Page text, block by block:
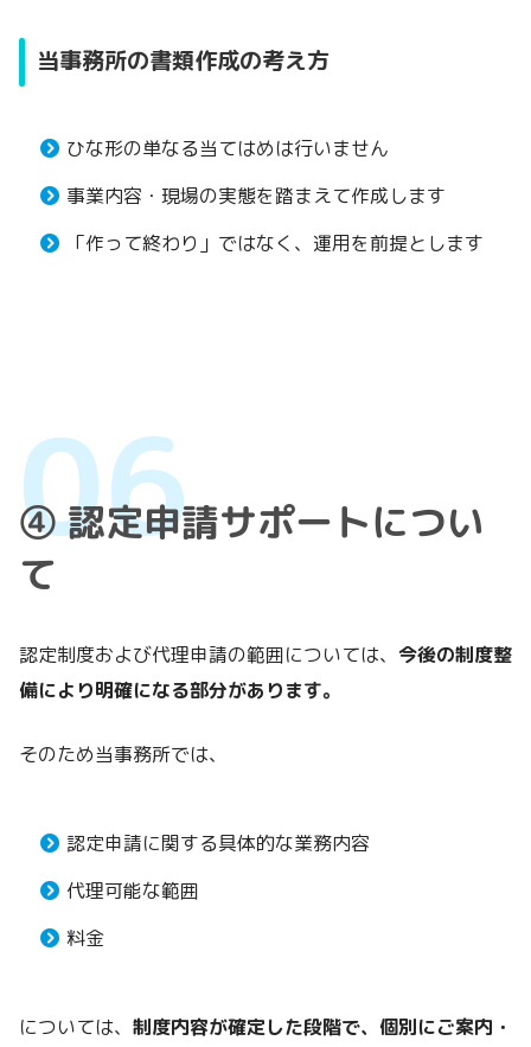
当事務所の書類作成の考え方
ひな形の単なる当てはめは行いません
事業内容・現場の実態を踏まえて作成します
「作って終わり」ではなく、運用を前提とします
④ 認定申請サポートについ
て
認定制度および代理申請の範囲については、 今後の制度整
備により明確になる部分があります。
そのため当事務所では、
認定申請に関する具体的な業務内容
代理可能な範囲
料金
については、 制度内容が確定した段階で、個別にご案内・